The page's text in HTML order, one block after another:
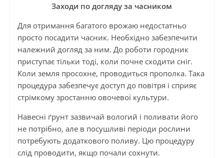
Заходи по догляду за часником
Для отримання багатого врожаю недостатньо
просто посадити часник. Необхідно забезпечити
належний догляд за ним. До роботи городник
приступає тільки тоді, коли почне сходити сніг.
Коли земля просохне, проводиться прополка. Така
процедура забезпечує доступ до повітря і сприяє
стрімкому зростанню овочевої культури.
Навесні ґрунт зазвичай вологий і поливати його
не потрібно, але в посушливі періоди рослини
потребують додаткового поливу. Цю процедуру
слід проводити, якщо почали сохнути.